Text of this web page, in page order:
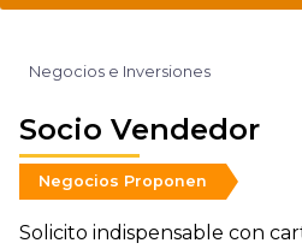
Negocios e Inversiones
Socio Vendedor
Negocios Proponen
Solicito indispensable con